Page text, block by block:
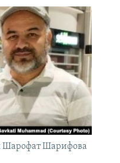
Шарифова